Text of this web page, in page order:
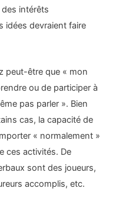
intérêts
idées devraient faire
peut-être que « mon
ou de participer à
pas parler ». Bien
cas, la capacité de
« normalement »
ces activités. De
sont des joueurs,
accomplis, etc.